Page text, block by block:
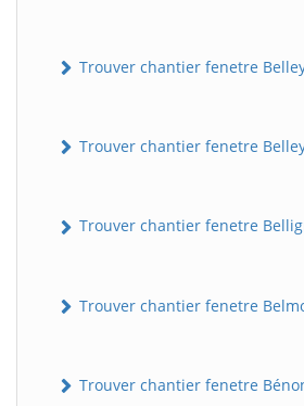
Trouver chantier fenetre
Trouver chantier fenetre
Trouver chantier fenetre
Trouver chantier fenetre
Trouver chantier fenetre